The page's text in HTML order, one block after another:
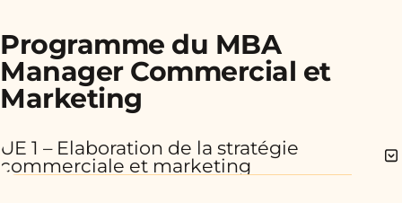
Programme du MBA
Manager Commercial et
Marketing
UE 1 – Elaboration de la stratégie
commerciale et marketing